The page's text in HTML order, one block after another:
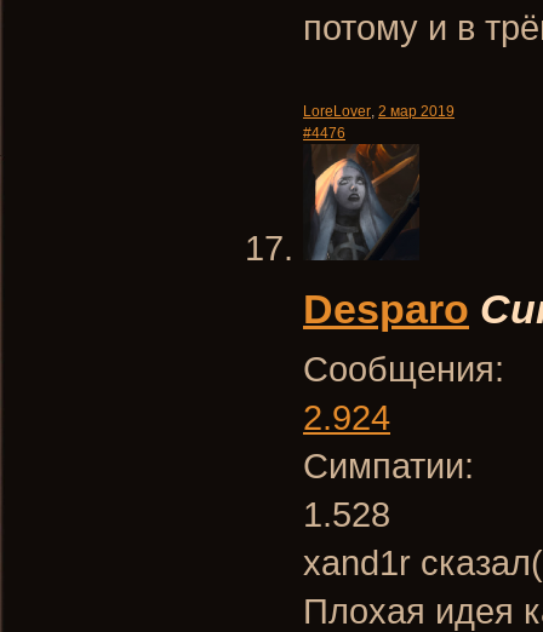
потому и в
LoreLover, 2 мар 2019
#4476
Desparo
Сообщения:
2.924
Симпатии:
1.528
xand1r
Плохая идея